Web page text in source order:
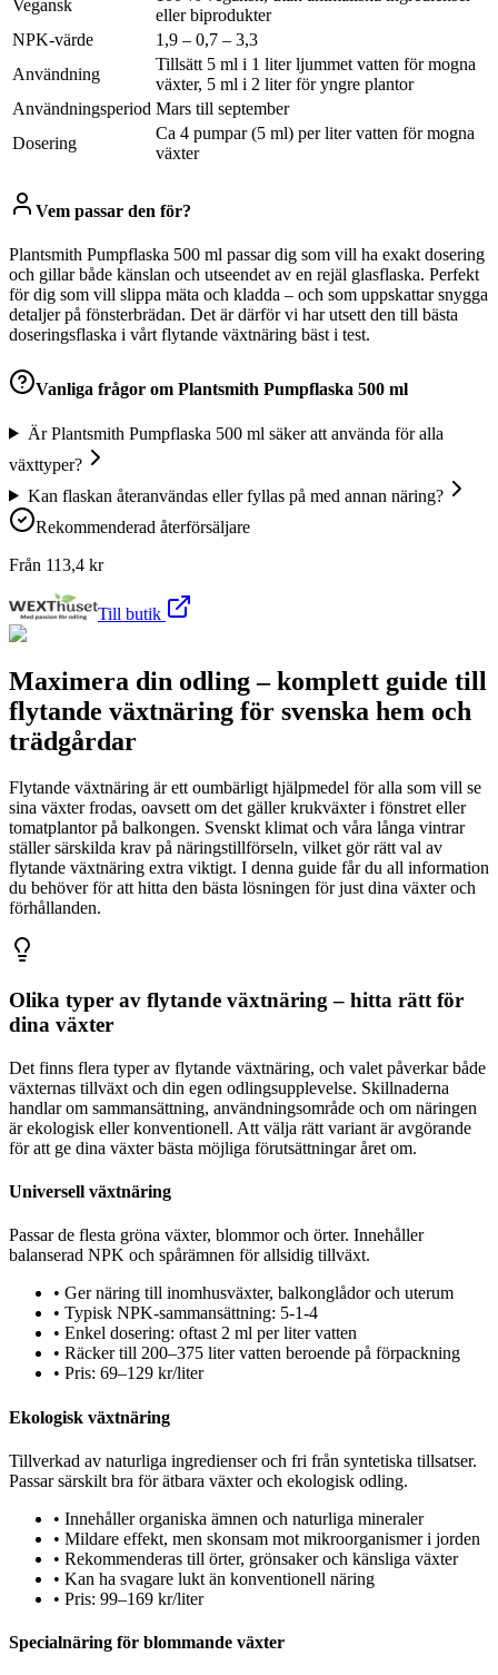
Vegansk
eller biprodukter
NPK-värde
1,9 – 0,7 – 3,3
Användning
Tillsätt 5 ml i 1 liter ljummet vatten för mogna
växter, 5 ml i 2 liter för yngre plantor
Användningsperiod Mars till september
Dosering
Ca 4 pumpar (5 ml) per liter vatten för mogna
växter
Vem passar den för?
Plantsmith Pumpflaska 500 ml passar dig som vill ha exakt dosering
och gillar både känslan och utseendet av en rejäl glasflaska. Perfekt
för dig som vill slippa mäta och kladda – och som uppskattar snygga
detaljer på fönsterbrädan. Det är därför vi har utsett den till bästa
doseringsflaska i vårt flytande växtnäring bäst i test.
Vanliga frågor om Plantsmith Pumpflaska 500 ml
Är Plantsmith Pumpflaska 500 ml säker att använda för alla
växttyper?
Kan flaskan återanvändas eller fyllas på med annan näring?
Rekommenderad återförsäljare
Från 113,4 kr
Till butik
Maximera din odling – komplett guide till
flytande växtnäring för svenska hem och
trädgårdar
Flytande växtnäring är ett oumbärligt hjälpmedel för alla som vill se
sina växter frodas, oavsett om det gäller krukväxter i fönstret eller
tomatplantor på balkongen. Svenskt klimat och våra långa vintrar
ställer särskilda krav på näringstillförseln, vilket gör rätt val av
flytande växtnäring extra viktigt. I denna guide får du all information
du behöver för att hitta den bästa lösningen för just dina växter och
förhållanden.
Olika typer av flytande växtnäring – hitta rätt för
dina växter
Det finns flera typer av flytande växtnäring, och valet påverkar både
växternas tillväxt och din egen odlingsupplevelse. Skillnaderna
handlar om sammansättning, användningsområde och om näringen
är ekologisk eller konventionell. Att välja rätt variant är avgörande
för att ge dina växter bästa möjliga förutsättningar året om.
Universell växtnäring
Passar de flesta gröna växter, blommor och örter. Innehåller
balanserad NPK och spårämnen för allsidig tillväxt.
• Ger näring till inomhusväxter, balkonglådor och uterum
• Typisk NPK-sammansättning: 5-1-4
• Enkel dosering: oftast 2 ml per liter vatten
• Räcker till 200–375 liter vatten beroende på förpackning
• Pris: 69–129 kr/liter
Ekologisk växtnäring
Tillverkad av naturliga ingredienser och fri från syntetiska tillsatser.
Passar särskilt bra för ätbara växter och ekologisk odling.
• Innehåller organiska ämnen och naturliga mineraler
• Mildare effekt, men skonsam mot mikroorganismer i jorden
• Rekommenderas till örter, grönsaker och känsliga växter
• Kan ha svagare lukt än konventionell näring
• Pris: 99–169 kr/liter
Specialnäring för blommande växter